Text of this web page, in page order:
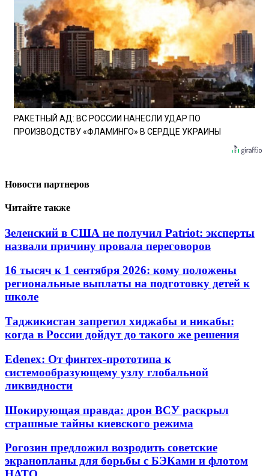
РАКЕТНЫЙ АД: ВС РОССИИ НАНЕСЛИ УДАР ПО
ПРОИЗВОДСТВУ «ФЛАМИНГО» В СЕРДЦЕ УКРАИНЫ
Новости партнеров
Читайте также
Зеленский в США не получил Patriot: эксперты
назвали причину провала переговоров
16 тысяч к 1 сентября 2026: кому положены
региональные выплаты на подготовку детей к
школе
Таджикистан запретил хиджабы и никабы:
когда в России дойдут до такого же решения
Edenex: От финтех-прототипа к
системообразующему узлу глобальной
ликвидности
Шокирующая правда: дрон ВСУ раскрыл
страшные тайны киевского режима
Рогозин предложил возродить советские
экранопланы для борьбы с БЭКами и флотом